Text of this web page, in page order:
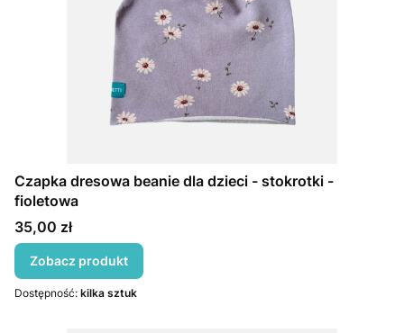
Czapka dresowa beanie dla dzieci - stokrotki -
fioletowa
Cena
35,00 zł
Zobacz produkt
Dostępność: kilka sztuk